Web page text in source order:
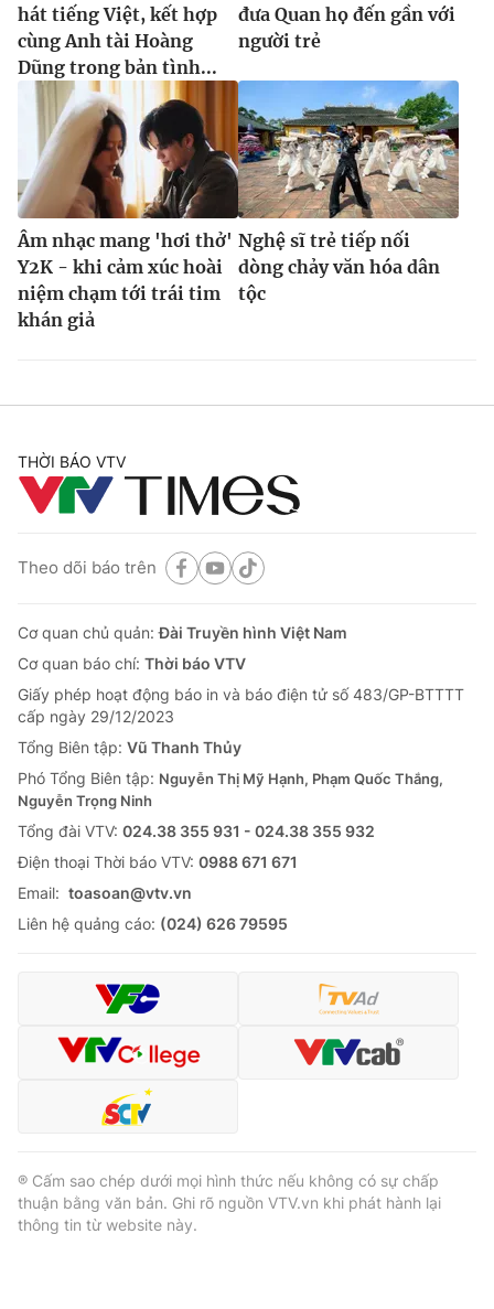
hát tiếng Việt, kết hợp
cùng Anh tài Hoàng
Dũng trong bản tình...
đưa Quan họ đến gần với
người trẻ
Âm nhạc mang 'hơi thở'
Y2K - khi cảm xúc hoài
niệm chạm tới trái tim
khán giả
Nghệ sĩ trẻ tiếp nối
dòng chảy văn hóa dân
tộc
THỜI BÁO VTV
Theo dõi báo trên
Cơ quan chủ quản:Đài Truyền hình Việt Nam
Cơ quan báo chí: Thời báo VTV
Giấy phép hoạt động báo in và báo điện tử số 483/GP-BTTTT
cấp ngày 29/12/2023
Tổng Biên tập: Vũ Thanh Thủy
Phó Tổng Biên tập: Nguyễn Thị Mỹ Hạnh, Phạm Quốc Thắng,
Nguyễn Trọng Ninh
Tổng đài VTV: 024.38 355 931 - 024.38 355 932
Ðiện thoại Thời báo VTV: 0988 671 671
Email: toasoan@vtv.vn
Liên hệ quảng cáo: (024) 626 79595
® Cấm sao chép dưới mọi hình thức nếu không có sự chấp
thuận bằng văn bản. Ghi rõ nguồn VTV.vn khi phát hành lại
thông tin từ website này.